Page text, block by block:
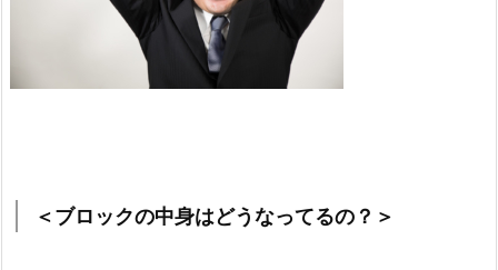
＜ブロックの中身はどうなってるの？＞